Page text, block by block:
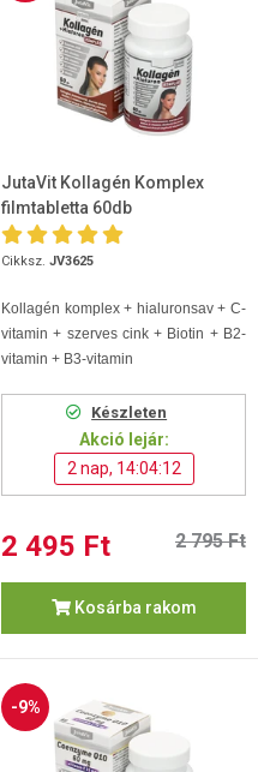
JutaVit Kollagén Komplex
filmtabletta 60db
Cikksz. JV3625
Kollagén komplex + hialuronsav + C-
vitamin + szerves cink + Biotin + B2-
vitamin + B3-vitamin
Készleten
Akció lejár:
2 nap, 14:04:11
2 495 Ft 2 795 Ft
Kosárba rakom
-9%